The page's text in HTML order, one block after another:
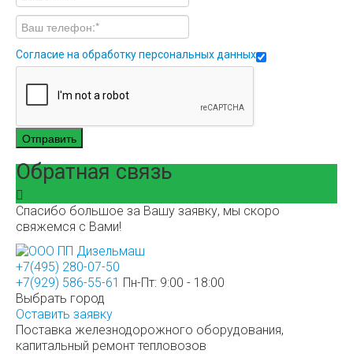
Согласие на обработку персональных данных
Отправить
Обратная связь
Спасибо большое за Вашу заявку, мы скоро
свяжемся с Вами!
+7(495) 280-07-50
+7(929) 586-55-61 Пн-Пт: 9:00 - 18:00
Выбрать город
Оставить заявку
Поставка железнодорожного оборудования,
капитальный ремонт тепловозов